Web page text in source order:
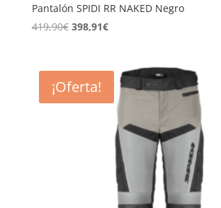
Pantalón SPIDI RR NAKED Negro
419,90€ El
era:
419,90€.
398,91€El
es:
398,91€.
¡Oferta!